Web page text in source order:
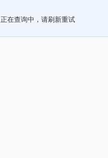
正在查询中，请刷新重试